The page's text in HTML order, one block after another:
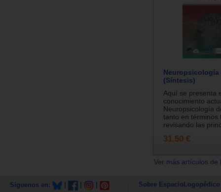
(Síntesis)
Aquí se presenta
conocimiento
Neuropsicología
tanto en términos
revisando las
31.50 €
Ver más artículos
Síguenos en: Sobre EspacioLogopédico